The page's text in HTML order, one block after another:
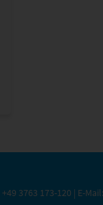
+49 3763 173-120 | E-Mail: